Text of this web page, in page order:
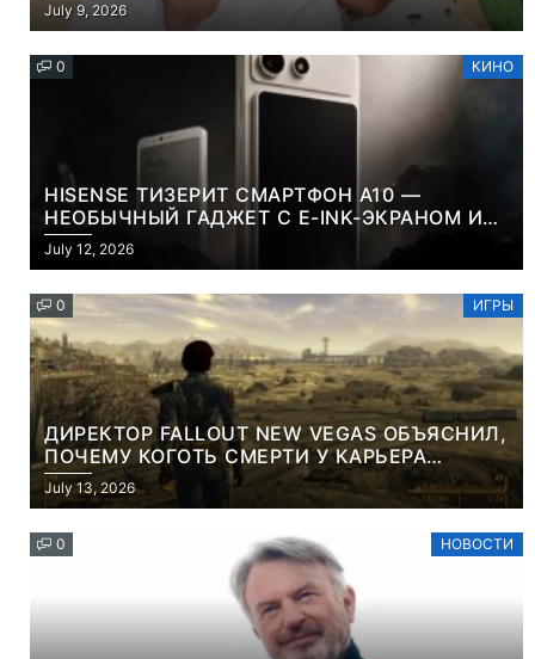
July 9, 2026
0 КИНО
HISENSE ТИЗЕРИТ СМАРТФОН A10 —
НЕОБЫЧНЫЙ ГАДЖЕТ С E-INK-ЭКРАНОМ И
СЪЕМНОЙ LCD-ПАНЕЛЬЮ ДЛЯ ЦВЕТНОГО
КОНТЕНТА И СОЦСЕТЕЙ
July 12, 2026
0 ИГРЫ
ДИРЕКТОР FALLOUT NEW VEGAS ОБЪЯСНИЛ,
ПОЧЕМУ КОГОТЬ СМЕРТИ У КАРЬЕРА
НАМЕРЕННО СНОСИТ ВАМ ГОЛОВУ
July 13, 2026
0 НОВОСТИ